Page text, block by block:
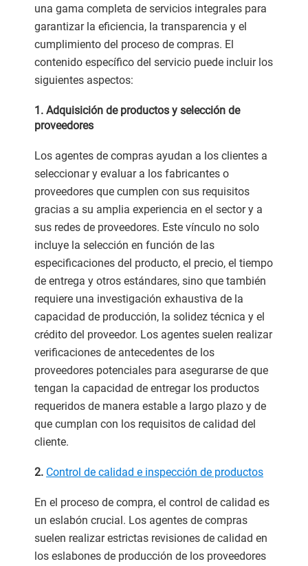
una gama completa de servicios integrales para
garantizar la eficiencia, la transparencia y el
cumplimiento del proceso de compras. El
contenido específico del servicio puede incluir los
siguientes aspectos:
1. Adquisición de productos y selección de
proveedores
Los agentes de compras ayudan a los clientes a
seleccionar y evaluar a los fabricantes o
proveedores que cumplen con sus requisitos
gracias a su amplia experiencia en el sector y a
sus redes de proveedores. Este vínculo no solo
incluye la selección en función de las
especificaciones del producto, el precio, el tiempo
de entrega y otros estándares, sino que también
requiere una investigación exhaustiva de la
capacidad de producción, la solidez técnica y el
crédito del proveedor. Los agentes suelen realizar
verificaciones de antecedentes de los
proveedores potenciales para asegurarse de que
tengan la capacidad de entregar los productos
requeridos de manera estable a largo plazo y de
que cumplan con los requisitos de calidad del
cliente.
2. Control de calidad e inspección de productos
En el proceso de compra, el control de calidad es
un eslabón crucial. Los agentes de compras
suelen realizar estrictas revisiones de calidad en
los eslabones de producción de los proveedores